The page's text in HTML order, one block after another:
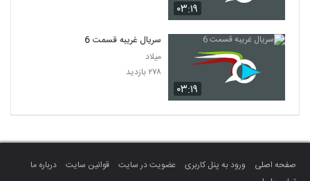
۰۳:۱۹
۰۳:۱۹
سریال غریبه قسمت 6
میلاد
۲۷۸ بازدید
صفحه اصلی ورود به پنل کاربری عضویت در سایت قوانین سایت
درباره ما